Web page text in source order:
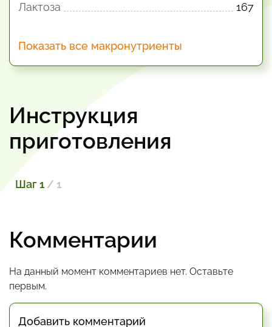
Лактоза
167
Показать все макронутриенты
Инструкция
приготовления
Шаг 1 / 1
Комментарии
На данный момент комментариев нет. Оставьте
первым.
Добавить комментарий